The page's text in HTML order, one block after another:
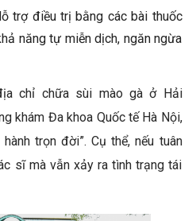
trợ điều trị bằng các bài thuốc
năng tự miễn dịch, ngăn ngừa
chỉ chữa sùi mào gà ở Hải
khám Đa khoa Quốc tế Hà Nội,
trọn đời”. Cụ thể, nếu tuân
sĩ mà vẫn xảy ra tình trạng tái